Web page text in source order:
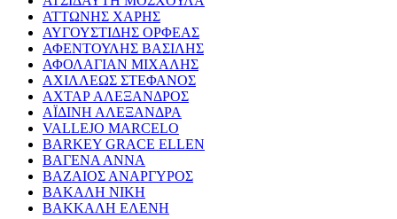
ΑΤΤΩΝΗΣ ΧΑΡΗΣ
ΑΥΓΟΥΣΤΙΔΗΣ ΟΡΦΕΑΣ
ΑΦΕΝΤΟΥΛΗΣ ΒΑΣΙΛΗΣ
ΑΦΟΛΑΓΙΑΝ ΜΙΧΑΛΗΣ
ΑΧΙΛΛΕΩΣ ΣΤΕΦΑΝΟΣ
ΑΧΤΑΡ ΑΛΕΞΑΝΔΡΟΣ
ΑΪΔΙΝΗ ΑΛΕΞΑΝΔΡΑ
VALLEJO MARCELO
BARKEY GRACE ELLEN
ΒΑΓΕΝΑ ΑΝΝΑ
ΒΑΖΑΙΟΣ ΑΝΑΡΓΥΡΟΣ
ΒΑΚΑΛΗ ΝΙΚΗ
ΒΑΚΚΑΛΗ ΕΛΕΝΗ